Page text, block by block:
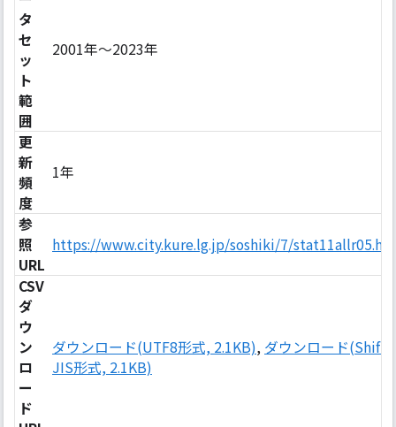
タ
セ
ッ
ト
範
囲
2001年〜2023年
更
新
頻
度
1年
参
照
URL
https://www.city.kure.lg.jp/soshiki/7/
CSV
ダ
ウ
ン
ロ
ー
ド
ダウンロード(UTF8形式, 2.1KB), ダウンロード(Shift-
JIS形式, 2.1KB)